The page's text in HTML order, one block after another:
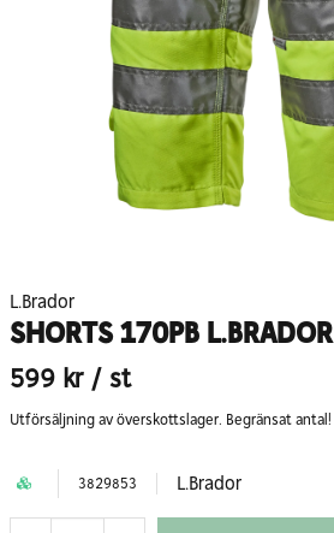
L.Brador
SHORTS 170PB L.BRADOR
599 kr / st
Utförsäljning av överskottslager. Begränsat antal!
3829853 L.Brador